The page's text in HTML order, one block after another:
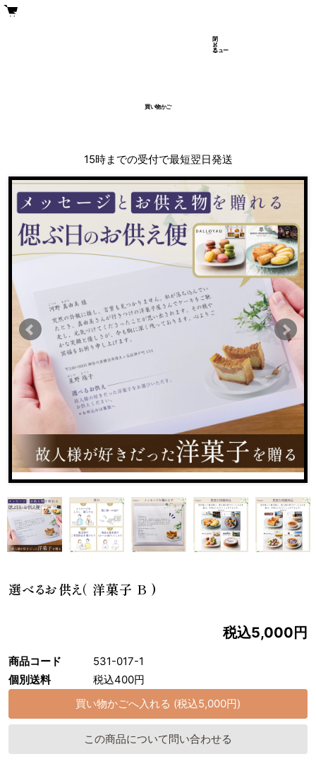
買い物かご
メ
ニュー
閉
じ
る
15時までの受付で最短翌日発送
選べるお供え（ 洋菓子 B )
税込5,000円
商品コード
531-017-1
個別送料
税込400円
この商品について問い合わせる